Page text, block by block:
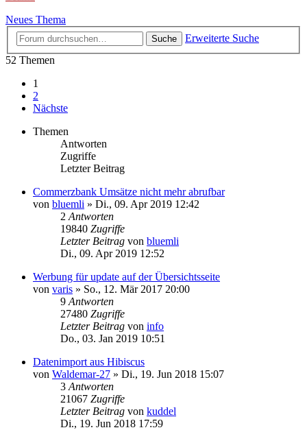
Neues Thema
Suche
Erweiterte Suche
52 Themen
1
2
Nächste
Themen
Antworten
Zugriffe
Letzter Beitrag
Commerzbank Umsätze nicht mehr abrufbar
von bluemli » Di., 09. Apr 2019 12:42
2 Antworten
19840 Zugriffe
Letzter Beitrag von bluemli
Di., 09. Apr 2019 12:52
Werbung für update auf der Übersichtsseite
von varis » So., 12. Mär 2017 20:00
9 Antworten
27480 Zugriffe
Letzter Beitrag von info
Do., 03. Jan 2019 10:51
Datenimport aus Hibiscus
von Waldemar-27 » Di., 19. Jun 2018 15:07
3 Antworten
21067 Zugriffe
Letzter Beitrag von kuddel
Di., 19. Jun 2018 17:59